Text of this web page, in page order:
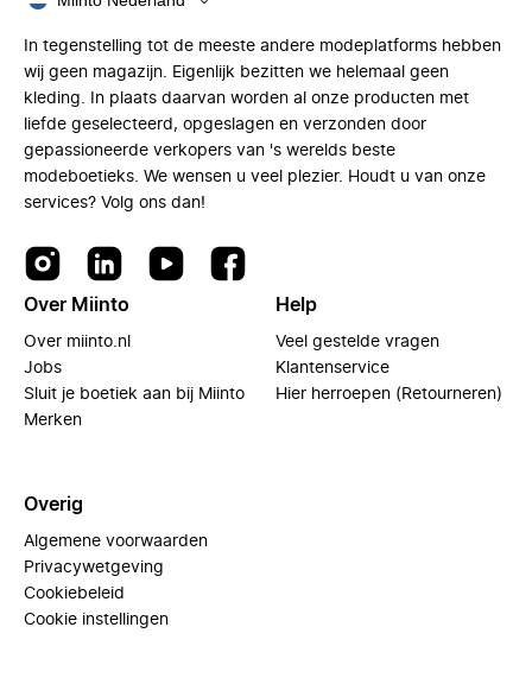
In tegenstelling tot de meeste andere modeplatforms hebben
wij geen magazijn. Eigenlijk bezitten we helemaal geen
kleding. In plaats daarvan worden al onze producten met
liefde geselecteerd, opgeslagen en verzonden door
gepassioneerde verkopers van 's werelds beste
modeboetieks. We wensen u veel plezier. Houdt u van onze
services? Volg ons dan!
Over Miinto
Over miinto.nl
Jobs
Sluit je boetiek aan bij Miinto
Merken
Help
Veel gestelde vragen
Klantenservice
Hier herroepen (Retourneren)
Overig
Algemene voorwaarden
Privacywetgeving
Cookiebeleid
Cookie instellingen